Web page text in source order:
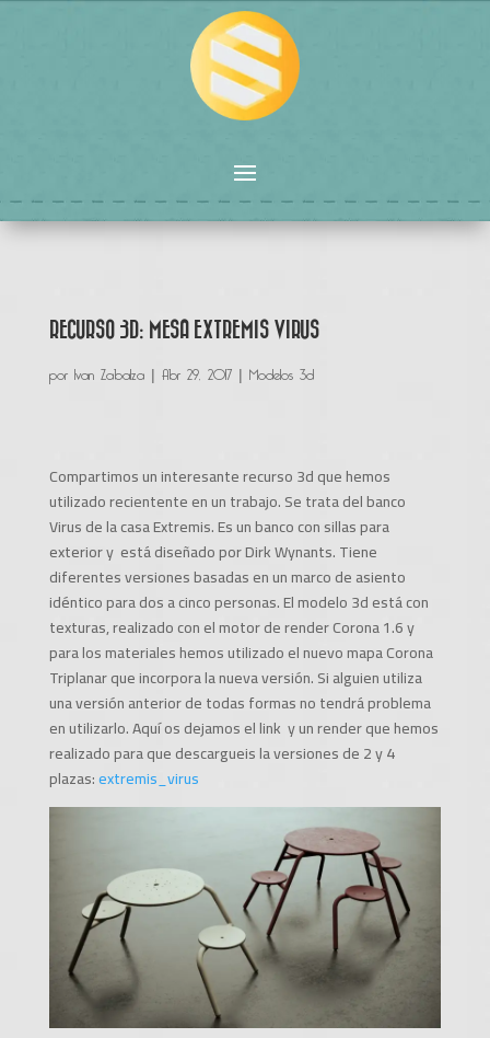
RECURSO 3D: MESA EXTREMIS VIRUS
por Ivan Zabalza| Abr 29, 2017| Modelos 3d
Compartimos un interesante recurso 3d que hemos
utilizado recientente en un trabajo. Se trata del banco
Virus de la casa Extremis. Es un banco con sillas para
exterior y está diseñado porDirk Wynants. Tiene
diferentes versiones basadas en un marco de asiento
idéntico para dos a cinco personas. El modelo 3d está con
texturas, realizado con el motor de render Corona 1.6 y
para los materiales hemos utilizado el nuevo mapa Corona
Triplanar que incorpora la nueva versión. Si alguien utiliza
una versión anterior de todas formas no tendrá problema
en utilizarlo. Aquí os dejamos el link y un render que hemos
realizado para que descargueis la versiones de 2 y 4
plazas:extremis_virus